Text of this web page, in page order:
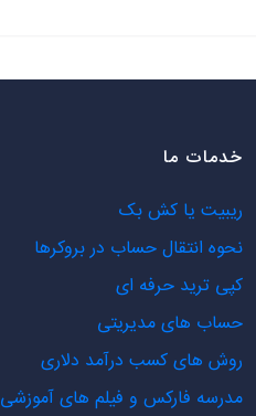
خدمات ما
ریبیت یا کش بک
نحوه انتقال حساب در بروکرها
کپی ترید حرفه ای
حساب های مدیریتی
روش های کسب درآمد دلاری
مدرسه فارکس و فیلم های آموزشی